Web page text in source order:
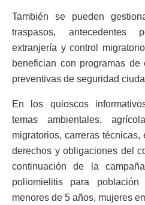
También se pueden
traspasos, antecedentes
extranjería y control
benefician con programas
preventivas de seguridad
En los quioscos
temas ambientales,
migratorios, carreras
derechos y obligaciones del
continuación de la
poliomielitis para
menores de 5 años, mujeres